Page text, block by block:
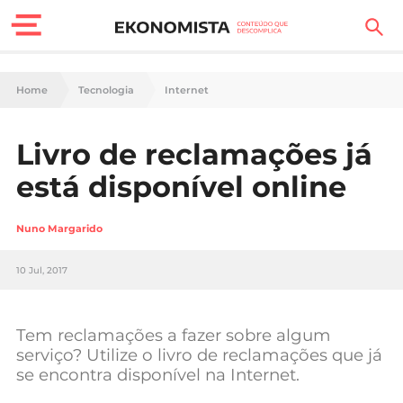
Finanças Pessoais
Carreira
Tecnologia
Negócios
Home Tecnologia Internet
Livro de reclamações já
está disponível online
Nuno Margarido
10 Jul, 2017
Tem reclamações a fazer sobre algum
serviço? Utilize o livro de reclamações que já
se encontra disponível na Internet.